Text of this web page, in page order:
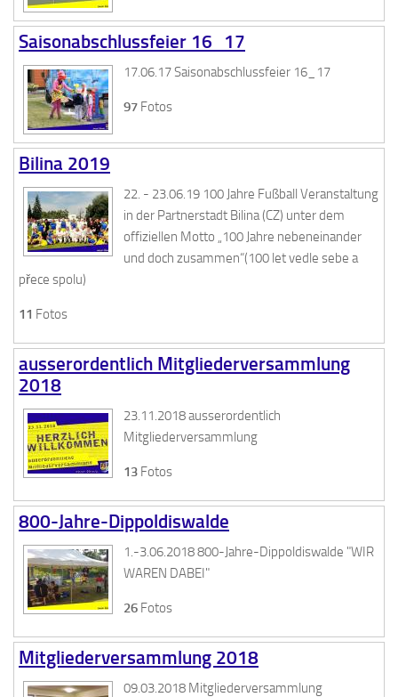
Saisonabschlussfeier 16_17
17.06.17 Saisonabschlussfeier 16_17
97 Fotos
Bilina 2019
22. - 23.06.19 100 Jahre Fußball Veranstaltung
in der Partnerstadt Bilina (CZ) unter dem
offiziellen Motto „100 Jahre nebeneinander
und doch zusammen“(100 let vedle sebe a
přece spolu)
11 Fotos
ausserordentlich Mitgliederversammlung
2018
23.11.2018 ausserordentlich
Mitgliederversammlung
13 Fotos
800-Jahre-Dippoldiswalde
1.-3.06.2018 800-Jahre-Dippoldiswalde "WIR
WAREN DABEI"
26 Fotos
Mitgliederversammlung 2018
09.03.2018 Mitgliederversammlung